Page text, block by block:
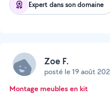
Expert dans son domaine
Zoe F.
posté le 19 août
Montage meubles en kit